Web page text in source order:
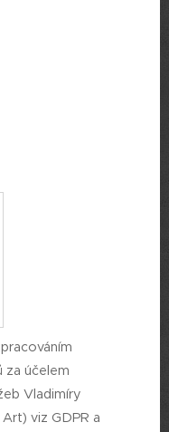
za účelem
Vladimíry
viz GDPR a